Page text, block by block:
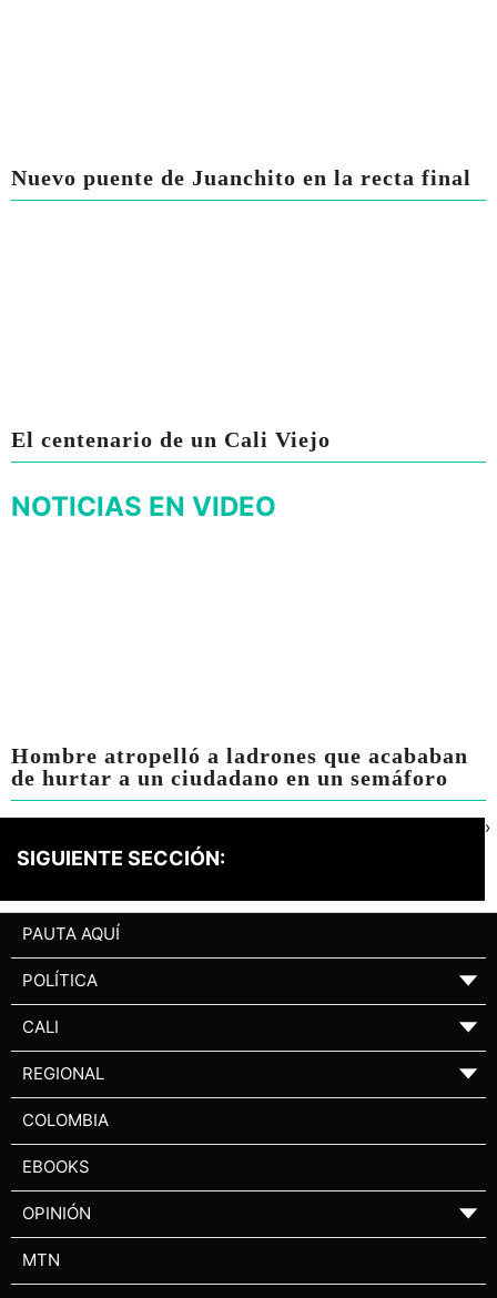
Nuevo puente de Juanchito en la recta final
El centenario de un Cali Viejo
NOTICIAS EN VIDEO
Hombre atropelló a ladrones que acababan
de hurtar a un ciudadano en un semáforo
SIGUIENTE SECCIÓN:
›
PAUTA AQUÍ
POLÍTICA ▼
CALI ▼
REGIONAL ▼
COLOMBIA
EBOOKS
OPINIÓN ▼
MTN